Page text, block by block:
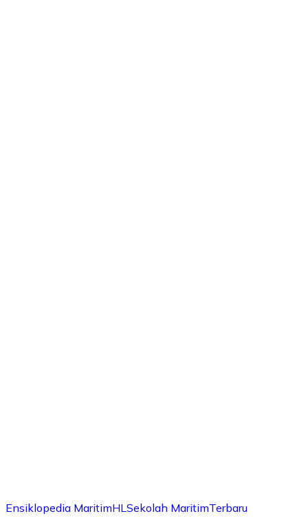
Ensiklopedia MaritimHL Sekolah MaritimTerbaru